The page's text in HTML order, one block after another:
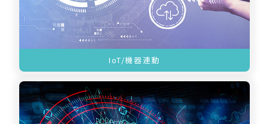
IoT/機器連動